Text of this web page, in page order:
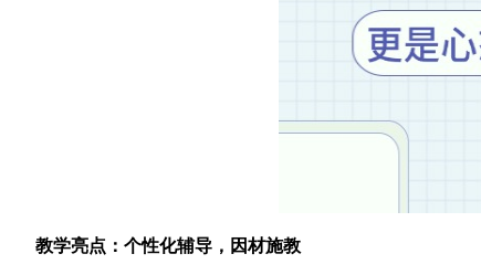
教学亮点：个性化辅导，因材施教